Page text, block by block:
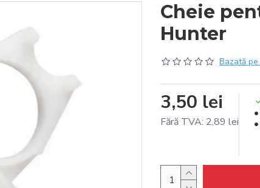
Cheie
Hunter
Bazată
3,50 lei
Fără TVA: 2,89 lei